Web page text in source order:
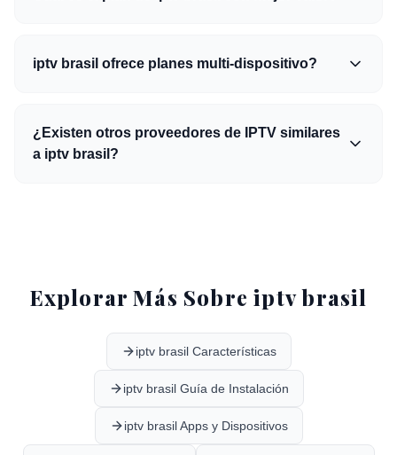
iptv brasil ofrece planes multi-dispositivo?
¿Existen otros proveedores de IPTV similares
a iptv brasil?
Explorar Más Sobre iptv brasil
iptv brasil Características
iptv brasil Guía de Instalación
iptv brasil Apps y Dispositivos